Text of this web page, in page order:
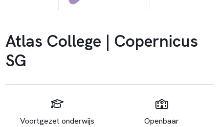
Atlas College | Copernicus
SG
Voortgezet onderwijs Openbaar